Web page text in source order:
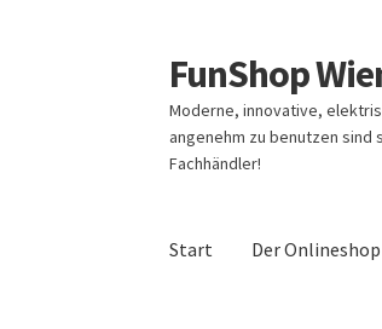
Zur
Navigation
springen
Zum
Inhalt
springen
FunShop
Moderne, innovative,
angenehm zu benutzen sind
Fachhändler!
Start Der Onlineshop